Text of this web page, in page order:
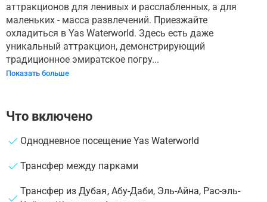
аттракционов для ленивых и расслабленных, а для
маленьких - масса развлечений. Приезжайте
охладиться в Yas Waterworld. Здесь есть даже
уникальный аттракцион, демонстрирующий
традиционное эмиратское погру...
Показать больше
Что включено
Однодневное посещение Yas Waterworld
Трансфер между парками
Трансфер из Дубая, Абу-Даби, Эль-Айна, Рас-эль-